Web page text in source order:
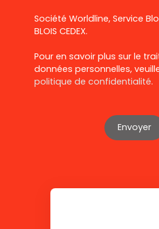
Société Worldline, Service
BLOIS CEDEX.
Pour en savoir plus sur le
données personnelles,
politique de confidentialité.
Envoyer